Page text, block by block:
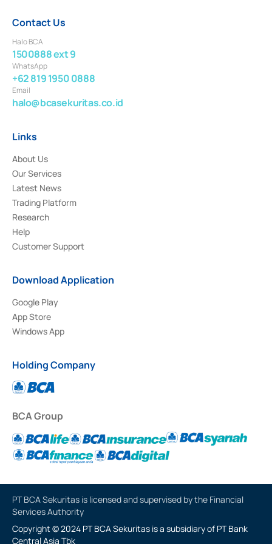
Contact Us
Halo BCA
1500888 ext 9
WhatsApp
+62 819 1950 0888
Email
halo@bcasekuritas.co.id
Links
About Us
Our Services
Latest News
Trading Platform
Research
Help
Customer Support
Download Application
Google Play
App Store
Windows App
Holding Company
BCA Group
PT BCA Sekuritas is licensed and supervised by the Financial
Services Authority
Copyright © 2024 PT BCA Sekuritas is a subsidiary of PT Bank
Central Asia Tbk